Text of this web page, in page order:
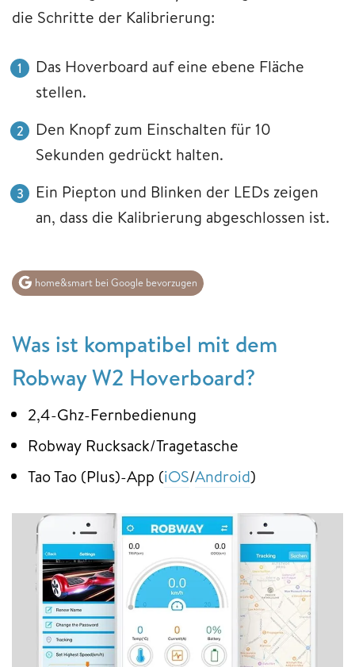
die Schritte der Kalibrierung:
Das Hoverboard auf eine ebene Fläche
stellen.
Den Knopf zum Einschalten für 10
Sekunden gedrückt halten.
Ein Piepton und Blinken der LEDs zeigen
an, dass die Kalibrierung abgeschlossen ist.
home&smart bei Google bevorzugen
Was ist kompatibel mit dem
Robway W2 Hoverboard?
2,4-Ghz-Fernbedienung
Robway Rucksack/Tragetasche
Tao Tao (Plus)-App (iOS/Android)